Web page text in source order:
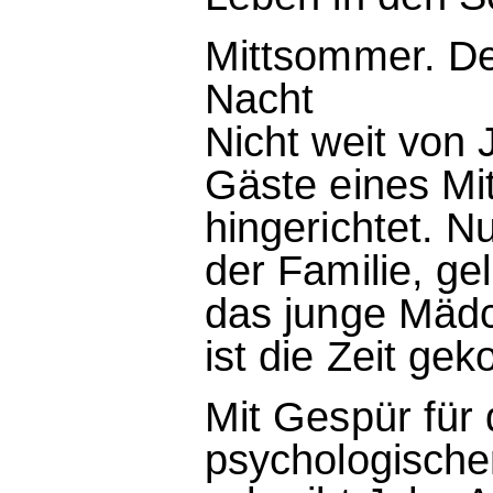
Mittsommer.
Nacht
Nicht weit von
Gäste eines
hingerichtet.
der Familie,
das junge
ist die Zeit
Mit Gespür für